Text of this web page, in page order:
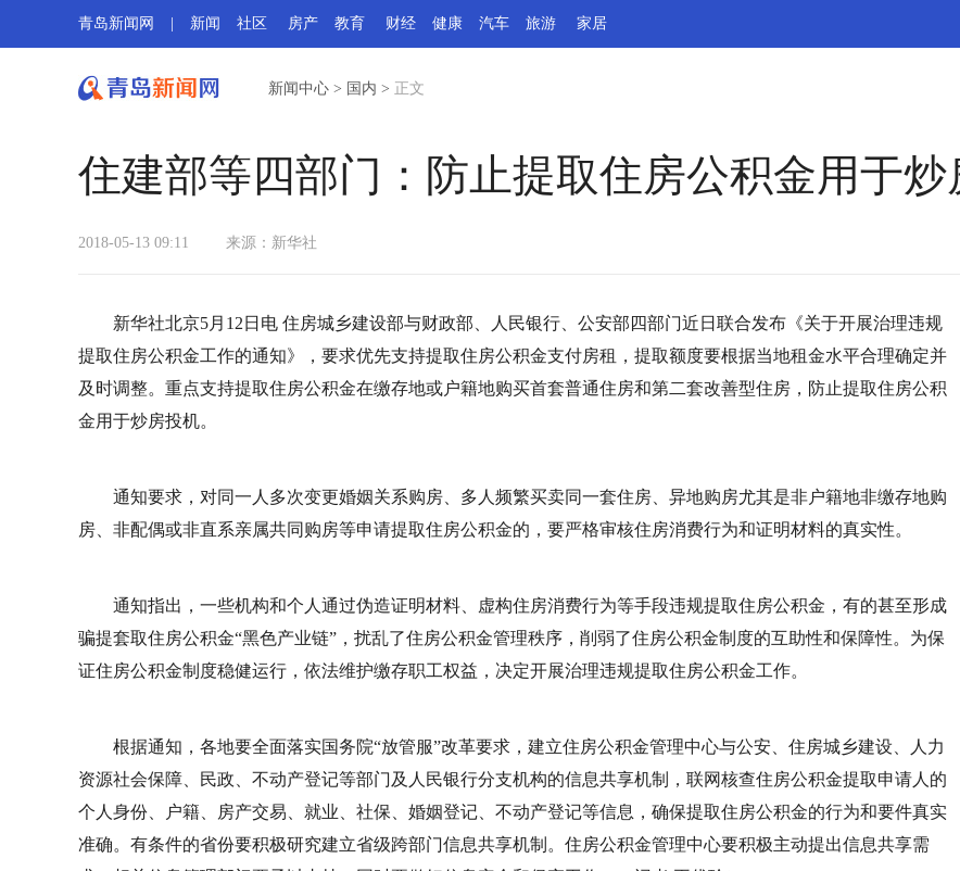
青岛新闻网 新闻 社区 房产 教育 财经 健康 汽车 旅游 家居
新闻中心 > 国内 > 正文
住建部等四部门：防止提取住房公积金用于炒
2018-05-13 09:11 来源： 新华社
新华社北京5月12日电 住房城乡建设部与财政部、人民银行、公安部四部门近日联合发布《关于开展治理违规
提取住房公积金工作的通知》，要求优先支持提取住房公积金支付房租，提取额度要根据当地租金水平合理确定并
及时调整。重点支持提取住房公积金在缴存地或户籍地购买首套普通住房和第二套改善型住房，防止提取住房公积
金用于炒房投机。
通知要求，对同一人多次变更婚姻关系购房、多人频繁买卖同一套住房、异地购房尤其是非户籍地非缴存地购
房、非配偶或非直系亲属共同购房等申请提取住房公积金的，要严格审核住房消费行为和证明材料的真实性。
通知指出，一些机构和个人通过伪造证明材料、虚构住房消费行为等手段违规提取住房公积金，有的甚至形成
骗提套取住房公积金“黑色产业链”，扰乱了住房公积金管理秩序，削弱了住房公积金制度的互助性和保障性。为保
证住房公积金制度稳健运行，依法维护缴存职工权益，决定开展治理违规提取住房公积金工作。
根据通知，各地要全面落实国务院“放管服”改革要求，建立住房公积金管理中心与公安、住房城乡建设、人力
资源社会保障、民政、不动产登记等部门及人民银行分支机构的信息共享机制，联网核查住房公积金提取申请人的
个人身份、户籍、房产交易、就业、社保、婚姻登记、不动产登记等信息，确保提取住房公积金的行为和要件真实
准确。有条件的省份要积极研究建立省级跨部门信息共享机制。住房公积金管理中心要积极主动提出信息共享需